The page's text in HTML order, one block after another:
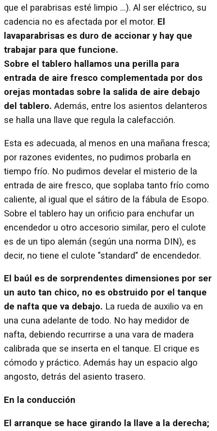
que el parabrisas esté limpio ...). Al ser eléctrico, su
cadencia no es afectada por el motor. El
lavaparabrisas es duro de accionar y hay que
trabajar para que funcione.
Sobre el tablero hallamos una perilla para
entrada de aire fresco complementada por dos
orejas montadas sobre la salida de aire debajo
del tablero. Además, entre los asientos delanteros
se halla una llave que regula la calefacción.
Esta es adecuada, al menos en una mañana fresca;
por razones evidentes, no pudimos probarla en
tiempo frío. No pudimos develar el misterio de la
entrada de aire fresco, que soplaba tanto frío como
caliente, al igual que el sátiro de la fábula de Esopo.
Sobre el tablero hay un orificio para enchufar un
encendedor u otro accesorio similar, pero el culote
es de un tipo alemán (según una norma DIN), es
decir, no tiene el culote "standard" de encendedor.
El baúl es de sorprendentes dimensiones por ser
un auto tan chico, no es obstruido por el tanque
de nafta que va debajo. La rueda de auxilio va en
una cuna adelante de todo. No hay medidor de
nafta, debiendo recurrirse a una vara de madera
calibrada que se inserta en el tanque. El crique es
cómodo y práctico. Además hay un espacio algo
angosto, detrás del asiento trasero.
En la conducción
El arranque se hace girando la llave a la derecha;